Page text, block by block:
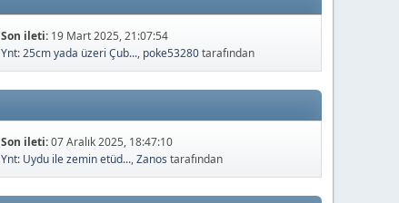
Son ileti: 19 Mart 2025, 21:07:54
Ynt: 25cm yada üzeri Çub..., poke53280tarafından
Son ileti:07 Aralık 2025, 18:47:10
Ynt: Uydu ile zemin etüd...,Zanos tarafından